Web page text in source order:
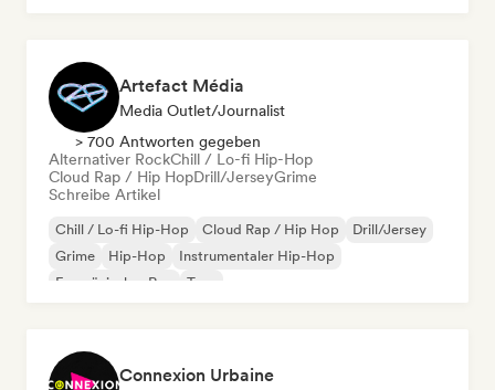
Artefact Média
Media Outlet/Journalist
> 700 Antworten gegeben
Alternativer RockChill / Lo-fi Hip-Hop
Cloud Rap / Hip HopDrill/JerseyGrime
Schreibe Artikel
Chill / Lo-fi Hip-Hop Cloud Rap / Hip Hop
Drill/Jersey
Grime
Hip-Hop
Instrumentaler Hip-Hop
Französischer Rap
Trap
Connexion Urbaine